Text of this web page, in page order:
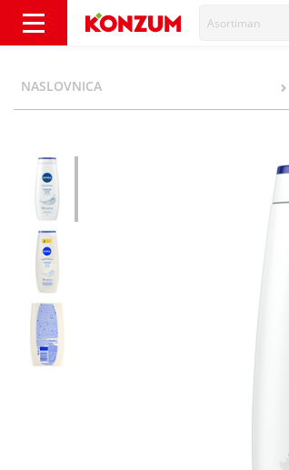
Asortiman
NASLOVNICA